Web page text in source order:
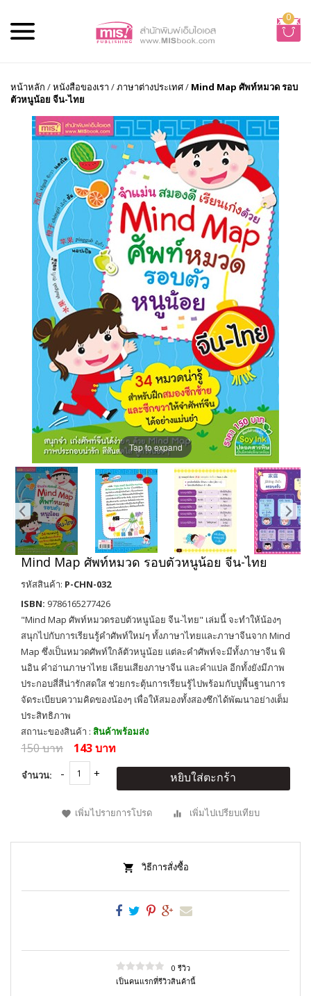
0
หน้าหลัก /หนังสือของเรา /ภาษาต่างประเทศ/ Mind Map ศัพท์หมวด รอบ
ตัวหนูน้อย จีน-ไทย
Tap to expand
Mind Map ศัพท์หมวด รอบตัวหนูน้อย จีน-ไทย
รหัสสินค้า: P-CHN-032
ISBN: 9786165277426
"Mind Map ศัพท์หมวดรอบตัวหนูน้อย จีน-ไทย" เล่มนี้ จะทำให้น้องๆ
สนุกไปกับการเรียนรู้คำศัพท์ใหม่ๆ ทั้งภาษาไทยและภาษาจีนจาก Mind
Map ซึ่งเป็นหมวดศัพท์ใกล้ตัวหนูน้อย แต่ละคำศัพท์จะมีทั้งภาษาจีน พิ
นอิน คำอ่านภาษาไทย เลียนเสียงภาษาจีน และคำแปล อีกทั้งยังมีภาพ
ประกอบสี่สีน่ารักสดใส ช่วยกระตุ้นการเรียนรู้ไปพร้อมกับปูพื้นฐานการ
จัดระเบียบความคิดของน้องๆ เพื่อให้สมองทั้งสองซึกได้พัฒนาอย่างเต็ม
ประสิทธิภาพ
สถานะของสินค้า : สินค้าพร้อมส่ง
150 บาท 143 บาท
จำนวน: หยิบใส่ตะกร้า
เพิ่มไปรายการโปรด เพิ่มไปเปรียบเทียบ
วิธีการสั่งซื้อ
0 รีวิว
เป็นคนแรกที่รีวิวสินค้านี้